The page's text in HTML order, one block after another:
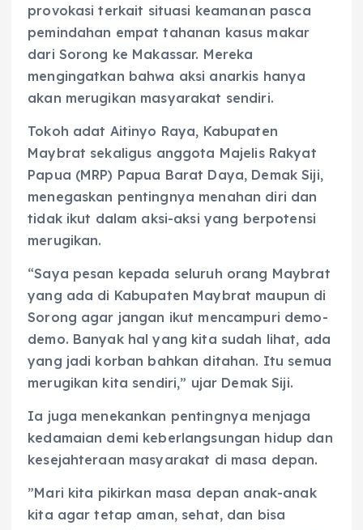
provokasi terkait situasi keamanan pasca
pemindahan empat tahanan kasus makar
dari Sorong ke Makassar. Mereka
mengingatkan bahwa aksi anarkis hanya
akan merugikan masyarakat sendiri.
Tokoh adat Aitinyo Raya, Kabupaten
Maybrat sekaligus anggota Majelis Rakyat
Papua (MRP) Papua Barat Daya, Demak Siji,
menegaskan pentingnya menahan diri dan
tidak ikut dalam aksi-aksi yang berpotensi
merugikan.
“Saya pesan kepada seluruh orang Maybrat
yang ada di Kabupaten Maybrat maupun di
Sorong agar jangan ikut mencampuri demo-
demo. Banyak hal yang kita sudah lihat, ada
yang jadi korban bahkan ditahan. Itu semua
merugikan kita sendiri,” ujar Demak Siji.
Ia juga menekankan pentingnya menjaga
kedamaian demi keberlangsungan hidup dan
kesejahteraan masyarakat di masa depan.
”Mari kita pikirkan masa depan anak-anak
kita agar tetap aman, sehat, dan bisa